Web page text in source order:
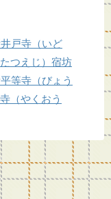
戸寺（いど
つえじ）宿坊
等寺（びょう
（やくおう